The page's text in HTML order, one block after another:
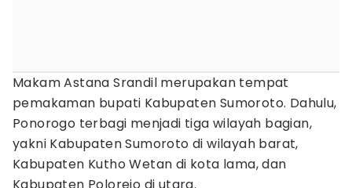
Makam Astana Srandil merupakan tempat
pemakaman bupati Kabupaten Sumoroto. Dahulu,
Ponorogo terbagi menjadi tiga wilayah bagian,
yakni Kabupaten Sumoroto di wilayah barat,
Kabupaten Kutho Wetan di kota lama, dan